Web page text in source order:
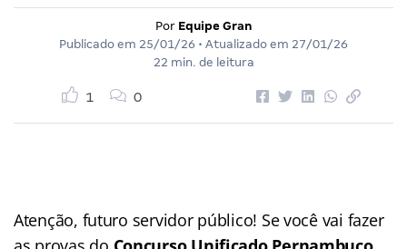
Por Equipe Gran
Publicado em 25/01/26 • Atualizado em 27/01/26
22 min. de leitura
1 0
Atenção, futuro servidor público! Se você vai fazer